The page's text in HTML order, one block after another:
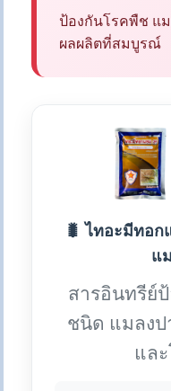
ป้องกันโรคพืช แ
ผลผลิตที่สมบูรณ์
🐛 ไทอะมีทอ
แ
สารอินทรีย์
ชนิด แมลง
แล